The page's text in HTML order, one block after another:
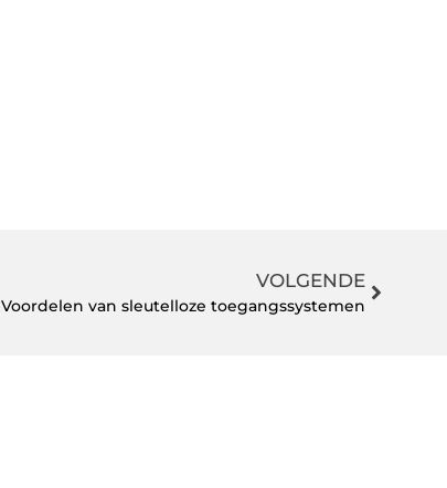
VOLGENDE
Voordelen van sleutelloze toegangssystemen